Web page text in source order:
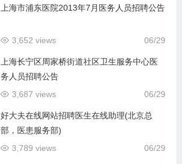
上海市浦东医院2013年7月医务人员招聘公告
06/29
3,652 views
上海长宁区周家桥街道社区卫生服务中心医
务人员招聘公告
06/29
3,687 views
好大夫在线网站招聘医生在线助理(北京总
部，医患服务部)
06/29
3,789 views